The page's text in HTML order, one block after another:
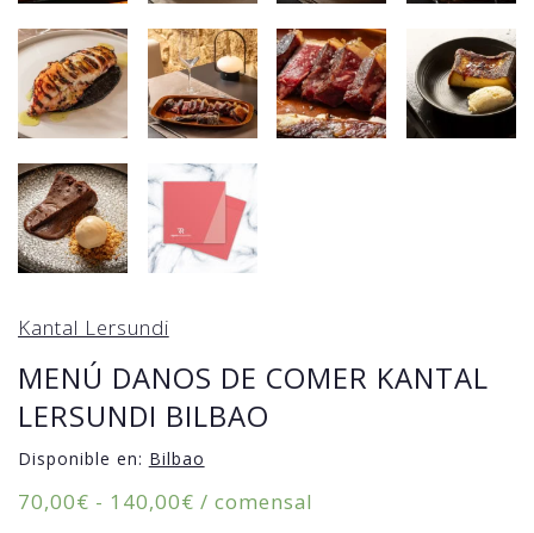
Kantal Lersundi
MENÚ DANOS DE COMER KANTAL
LERSUNDI BILBAO
Disponible en: Bilbao
70,00€ - 140,00€Rango
/ comensal